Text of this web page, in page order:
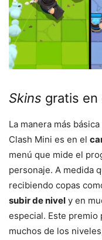
Skins gratis en
La manera más
Clash Mini es en el
menú que mide el
personaje. A medida
recibiendo copas
subir de nivel y en
especial. Este premio
muchos de los